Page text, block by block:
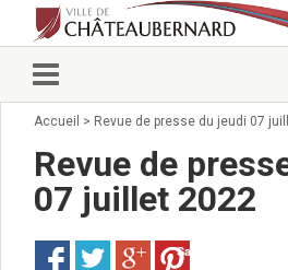
Vie municipale
Conseillers municipaux
Commissions 2026
Arrêtés du Maire
Accueil > Revue de presse du jeudi 07
Revue de
07 juillet 2022
Save